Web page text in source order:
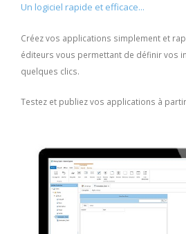
Un logiciel rapide et efficace...
Créez vos applications simplement et
éditeurs vous permettant de définir vos
quelques clics.
Testez et publiez vos applications à